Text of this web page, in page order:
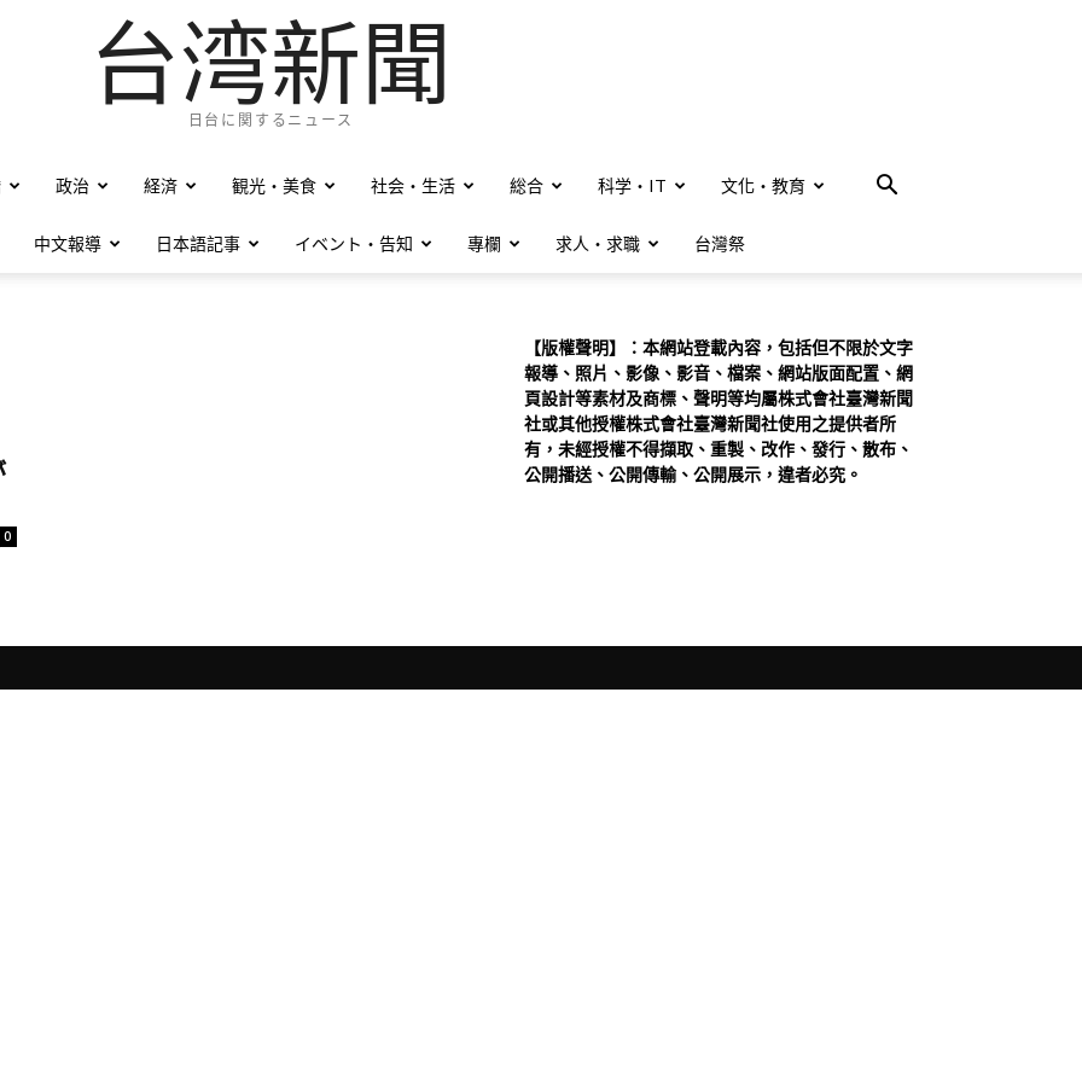
台湾新聞
日台に関するニュース
政治 経済 観光・美食 社会・生活 総合 科学・IT 文化・教育
中文報導 日本語記事 イベント・告知 專欄 求人・求職 台灣祭
0
【版權聲明】：本網站登載內容，包括但不限於文字
報導、照片、影像、影音、檔案、網站版面配置、網
頁設計等素材及商標、聲明等均屬株式會社臺灣新聞
社或其他授權株式會社臺灣新聞社使用之提供者所
有，未經授權不得擷取、重製、改作、發行、散布、
公開播送、公開傳輸、公開展示，違者必究。